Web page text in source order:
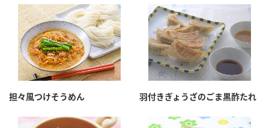
鍋奉行マニュアル
ミツカンのCM
ロングセラー商品 ＋ おすすめレシピ
人気商品 ＋ おすすめレシピ
キッザニア東京「ぽん酢工房」
ミツカン公式通販
担々風つけそうめん 羽付きぎょうざのごま黒酢たれ